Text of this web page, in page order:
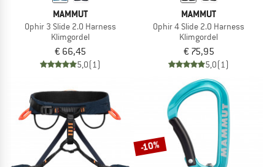
MAMMUT
Ophir 3 Slide 2.0 Harness
Klimgordel
€ 66,45
5,0(1)
MAMMUT
Ophir 4 Slide 2.0 Harness
Klimgordel
€ 75,95
5,0(1)
-10%